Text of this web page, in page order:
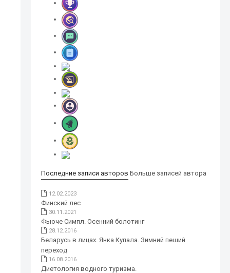
Последние записи авторов Больше записей автора
12.02.2023
Финский лес
30.11.2021
Фьюче Симпл. Осенний болотинг
28.12.2016
Беларусь в лицах. Янка Купала. Зимний пеший
переход
16.08.2016
Диетология водного туризма.